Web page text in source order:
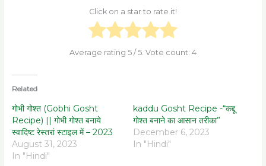
Click on a star to rate it!
Average rating 5 / 5. Vote count: 4
Related
गोभी गोश्त (Gobhi Gosht
Recipe) || गोभी गोश्त बनाये
स्वादिष्ट रेस्तरां स्टाइल में – 2023
August 31, 2023
In "Hindi"
kaddu Gosht Recipe -“कद्दू
गोश्त बनाने का आसान तरीका”
December 6, 2023
In "Hindi"